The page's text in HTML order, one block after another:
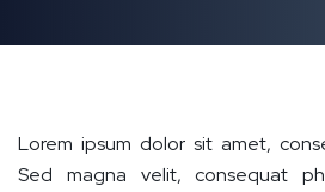
Lorem ipsum dolor sit amet,
Sed magna velit, consequat